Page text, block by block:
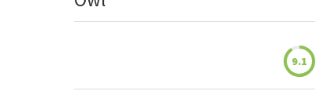
9.1